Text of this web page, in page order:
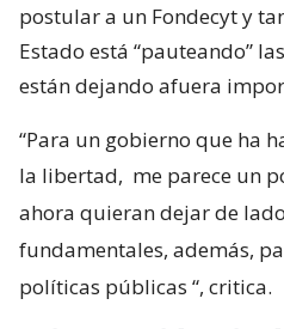
postular a un Fondecyt y
Estado está “pauteando”
están dejando afuera
“Para un gobierno que ha
la libertad, me parece un
ahora quieran dejar de
fundamentales, además,
políticas públicas “, critica.